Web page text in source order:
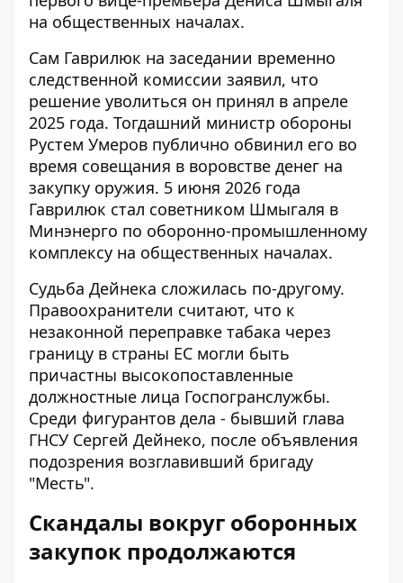
на общественных началах.
Сам Гаврилюк на заседании временно
следственной комиссии заявил, что
решение уволиться он принял в апреле
2025 года. Тогдашний министр обороны
Рустем Умеров публично обвинил его во
время совещания в воровстве денег на
закупку оружия. 5 июня 2026 года
Гаврилюк стал советником Шмыгаля в
Минэнерго по оборонно-промышленному
комплексу на общественных началах.
Судьба Дейнека сложилась по-другому.
Правоохранители считают, что к
незаконной переправке табака через
границу в страны ЕС могли быть
причастны высокопоставленные
должностные лица Госпогранслужбы.
Среди фигурантов дела - бывший глава
ГНСУ Сергей Дейнеко, после объявления
подозрения возглавивший бригаду
"Месть".
Скандалы вокруг оборонных
закупок продолжаются